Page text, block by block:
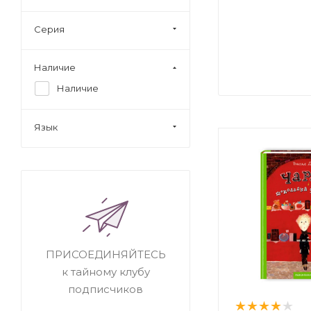
Серия
Наличие
Наличие
Язык
ПРИСОЕДИНЯЙТЕСЬ
к тайному клубу
подписчиков